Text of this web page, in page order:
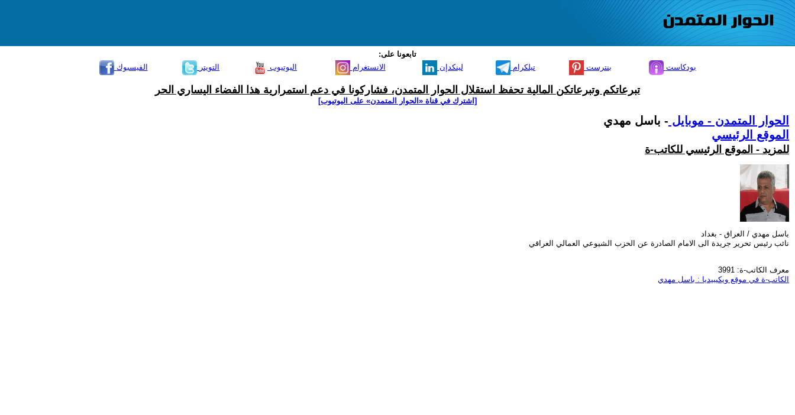
تابعونا على:
الفيسبوك
التويتر اليوتيوب الانستغرام لينكدإن تيلكرام بنترست بودكاست
تبرعاتكم وتبرعاتكن المالية تحفظ استقلال الحوار المتمدن، فشاركونا في دعم استمرارية هذا الفضاء اليساري الحر
[اشترك في قناة ‫«الحوار المتمدن» على اليوتيوب]
الحوار المتمدن - موبايل - باسل مهدي
الموقع الرئيسي
للمزيد - الموقع الرئيسي للكاتب-ة
باسل مهدي / العراق - بغداد
نائب رئيس تحرير جريدة الى الامام الصادرة عن الحزب الشيوعي العمالي العراقي
معرف الكاتب-ة: 3991
الكاتب-ة في موقع ويكيبيديا : باسل مهدي